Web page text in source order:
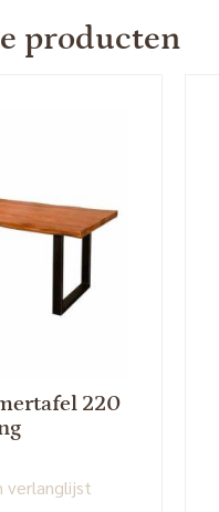
producten
220
verlanglijst